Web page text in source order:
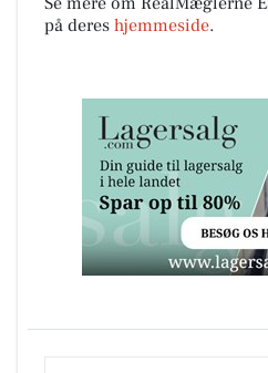
på deres hjemmeside.